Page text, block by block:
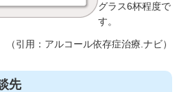
グラス6杯程度で
す。
（引用：アルコール依存症治療.ナビ）
先